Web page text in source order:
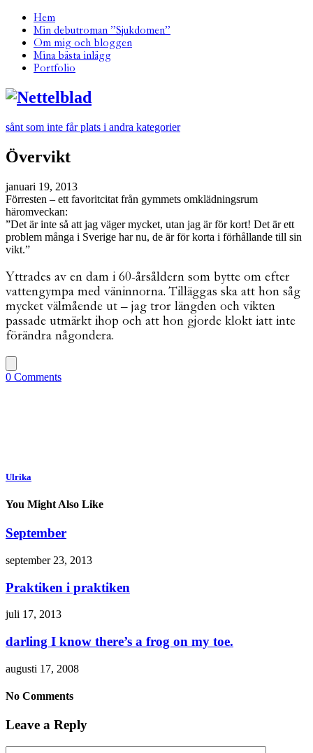
Hem
Min debutroman ”Sjukdomen”
Om mig och bloggen
Mina bästa inlägg
Portfolio
sånt som inte får plats i andra kategorier
Övervikt
januari 19, 2013
Förresten – ett favoritcitat från gymmets omklädningsrum
häromveckan:
”Det är inte så att jag väger mycket, utan jag är för kort! Det är ett
problem många i Sverige har nu, de är för korta i förhållande till sin
vikt.”
Yttrades av en dam i 60-årsåldern som bytte om efter
vattengympa med väninnorna. Tilläggas ska att hon såg
mycket välmående ut – jag tror längden och vikten
passade utmärkt ihop och att hon gjorde klokt iatt inte
förändra någondera.
0 Comments
Ulrika
You Might Also Like
September
september 23, 2013
Praktiken i praktiken
juli 17, 2013
darling I know there’s a frog on my toe.
augusti 17, 2008
No Comments
Leave a Reply